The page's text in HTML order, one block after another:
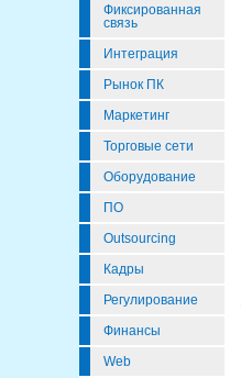
Фиксированная
связь
Интеграция
Рынок ПК
Маркетинг
Торговые сети
Оборудование
ПО
Outsourcing
Кадры
Регулирование
Финансы
Web